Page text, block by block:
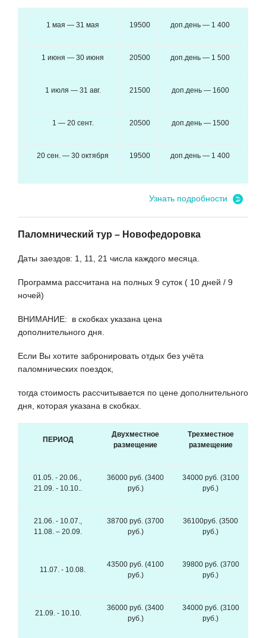
1 мая — 31 мая 19500 доп.день — 1 400
1 июня — 30 июня 20500 доп.день — 1 500
1 июля — 31 авг. 21500 доп.день — 1600
1 — 20 сент. 20500 доп.день — 1500
20 сен. — 30 октября 19500 доп.день — 1 400
Узнать подробности
Паломнический тур – Новофедоровка
Даты заездов: 1, 11, 21 числа каждого месяца.
Программа рассчитана на полных 9 суток ( 10 дней / 9
ночей)
ВНИМАНИЕ: в скобках указана цена
дополнительного дня.
Если Вы хотите забронировать отдых без учёта
паломнических поездок,
тогда стоимость рассчитывается по цене дополнительного
дня, которая указана в скобках.
ПЕРИОД
Двухместное
размещение
Трехместное
размещение
01.05. - 20.06.,
21.09. - 10.10..
36000 руб. (3400
руб.)
34000 руб. (3100
руб.)
21.06. - 10.07.,
11.08. – 20.09.
38700 руб. (3700
руб.)
36100руб. (3500
руб.)
11.07. - 10.08.
43500 руб. (4100
руб.)
39800 руб. (3700
руб.)
21.09. - 10.10.
36000 руб. (3400
руб.)
34000 руб. (3100
руб.)